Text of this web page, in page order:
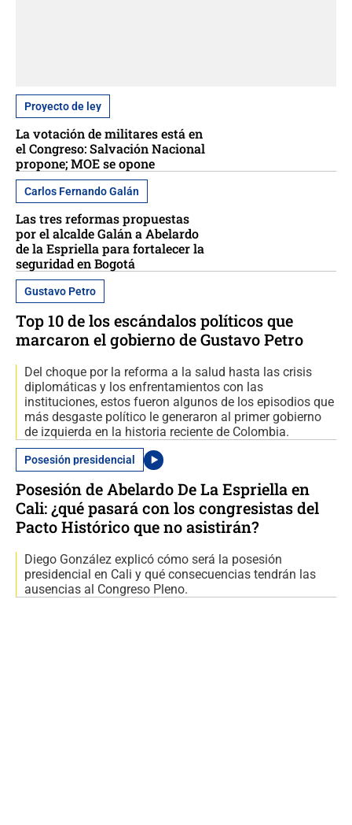
Proyecto de ley
La votación de militares está en
el Congreso: Salvación Nacional
propone; MOE se opone
Carlos Fernando Galán
Las tres reformas propuestas
por el alcalde Galán a Abelardo
de la Espriella para fortalecer la
seguridad en Bogotá
Gustavo Petro
Top 10 de los escándalos políticos que
marcaron el gobierno de Gustavo Petro
Del choque por la reforma a la salud hasta las crisis
diplomáticas y los enfrentamientos con las
instituciones, estos fueron algunos de los episodios que
más desgaste político le generaron al primer gobierno
de izquierda en la historia reciente de Colombia.
Posesión presidencial
Posesión de Abelardo De La Espriella en
Cali: ¿qué pasará con los congresistas del
Pacto Histórico que no asistirán?
Diego González explicó cómo será la posesión
presidencial en Cali y qué consecuencias tendrán las
ausencias al Congreso Pleno.